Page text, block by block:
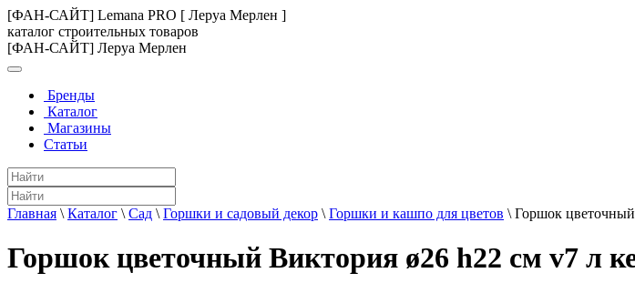
[ФАН-САЙТ] Lemana PRO [ Леруа Мерлен ]
каталог строительных товаров
[ФАН-САЙТ] Леруа Мерлен
Бренды
Каталог
Магазины
Статьи
Главная \ Каталог \ Сад \ Горшки и садовый декор \ Горшки и кашпо для цветов \ Горшок
Горшок цветочный Виктория ø26 h22 см v7 л